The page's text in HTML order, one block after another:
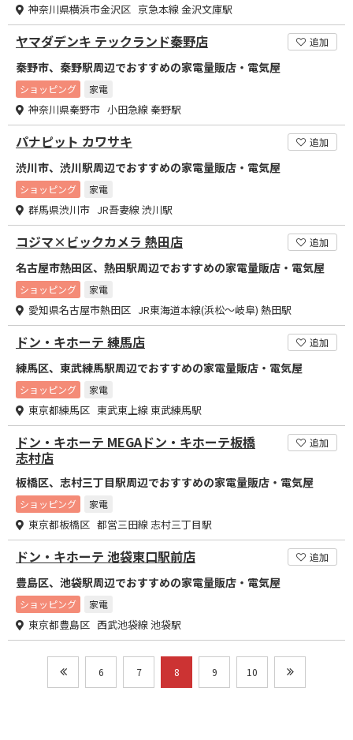
神奈川県横浜市金沢区 京急本線 金沢文庫駅
ヤマダデンキ テックランド秦野店 追加
秦野市、秦野駅周辺でおすすめの家電量販店・電気屋
ショッピング 家電
神奈川県秦野市 小田急線 秦野駅
パナピット カワサキ 追加
渋川市、渋川駅周辺でおすすめの家電量販店・電気屋
ショッピング 家電
群馬県渋川市 JR吾妻線 渋川駅
コジマ×ビックカメラ 熱田店 追加
名古屋市熱田区、熱田駅周辺でおすすめの家電量販店・電気屋
ショッピング 家電
愛知県名古屋市熱田区 JR東海道本線(浜松～岐阜) 熱田駅
ドン・キホーテ 練馬店 追加
練馬区、東武練馬駅周辺でおすすめの家電量販店・電気屋
ショッピング 家電
東京都練馬区 東武東上線 東武練馬駅
ドン・キホーテ MEGAドン・キホーテ板橋
志村店
追加
板橋区、志村三丁目駅周辺でおすすめの家電量販店・電気屋
ショッピング 家電
東京都板橋区 都営三田線 志村三丁目駅
ドン・キホーテ 池袋東口駅前店 追加
豊島区、池袋駅周辺でおすすめの家電量販店・電気屋
ショッピング 家電
東京都豊島区 西武池袋線 池袋駅
6 7 8 9 10